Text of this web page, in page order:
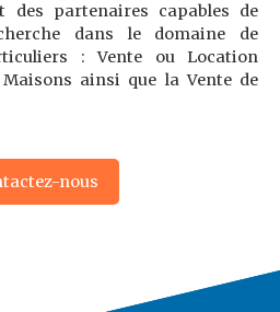
des partenaires capables de
dans le domaine de
: Vente ou Location
ainsi que la Vente de
nous